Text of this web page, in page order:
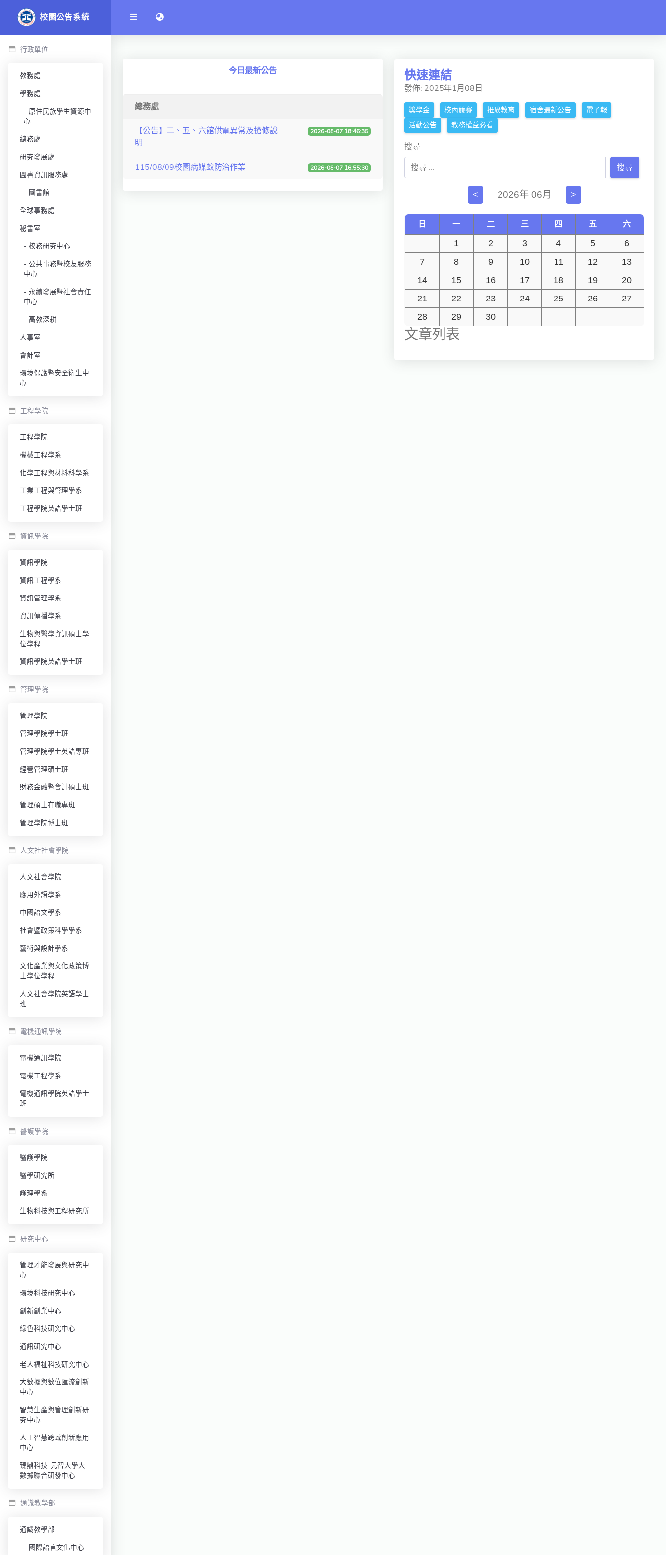
校園公告系統
行政單位
教務處
學務處
原住民族學生資源中
心
總務處
研究發展處
圖書資訊服務處
圖書館
全球事務處
秘書室
校務研究中心
公共事務暨校友服務
中心
永續發展暨社會責任
中心
高教深耕
人事室
會計室
環境保護暨安全衛生中
心
工程學院
工程學院
機械工程學系
化學工程與材料科學系
工業工程與管理學系
工程學院英語學士班
資訊學院
資訊學院
資訊工程學系
資訊管理學系
資訊傳播學系
生物與醫學資訊碩士學
位學程
資訊學院英語學士班
管理學院
管理學院
管理學院學士班
管理學院學士英語專班
經營管理碩士班
財務金融暨會計碩士班
管理碩士在職專班
管理學院博士班
人文社社會學院
人文社會學院
應用外語學系
中國語文學系
社會暨政策科學學系
藝術與設計學系
文化產業與文化政策博
士學位學程
人文社會學院英語學士
班
電機通訊學院
電機通訊學院
電機工程學系
電機通訊學院英語學士
班
醫護學院
醫護學院
醫學研究所
護理學系
生物科技與工程研究所
研究中心
管理才能發展與研究中
心
環境科技研究中心
創新創業中心
綠色科技研究中心
通訊研究中心
老人福祉科技研究中心
大數據與數位匯流創新
中心
智慧生產與管理創新研
究中心
人工智慧跨域創新應用
中心
臻鼎科技-元智大學大
數據聯合研發中心
通識教學部
通識教學部
國際語言文化中心
語言切換 language switch
今日最新公告
總務處
【公告】二、五、六館供電異常及搶修說
明
2026-08-07 18:46:35
115/08/09校園病媒蚊防治作業 2026-08-07 16:55:30
快速連結
發佈: 2025年1月08日
獎學金 校內競賽 推廣教育 宿舍最新公告
電子報
活動公告
教務權益必看
搜尋
搜尋
< 2026年 06月 >
日 一 二 三 四 五 六
1 2 3 4 5
6
7
8 9 10 11 12
13
14
15 16 17 18 19
20
21
22 23 24 25 26
27
28
29 30
文章列表